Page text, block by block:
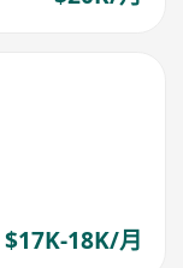
$17K-18K/月